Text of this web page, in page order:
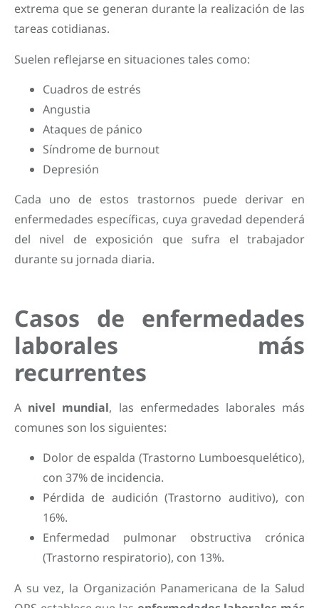
extrema que se generan durante la realización de las
tareas cotidianas.
Suelen reflejarse en situaciones tales como:
Cuadros de estrés
Angustia
Ataques de pánico
Síndrome de burnout
Depresión
Cada uno de estos trastornos puede derivar en
enfermedades específicas, cuya gravedad dependerá
del nivel de exposición que sufra el trabajador
durante su jornada diaria.
Casos de enfermedades
laborales más
recurrentes
A nivel mundial, las enfermedades laborales más
comunes son los siguientes:
Dolor de espalda (Trastorno Lumboesquelético),
con 37% de incidencia.
Pérdida de audición (Trastorno auditivo), con
16%.
Enfermedad pulmonar obstructiva crónica
(Trastorno respiratorio), con 13%.
A su vez, la Organización Panamericana de la Salud